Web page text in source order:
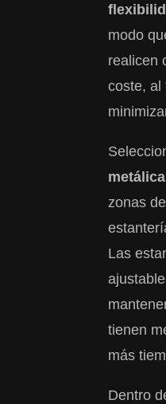
modo
realicen
coste, al
zonas
Las
tienen
más
Dentro